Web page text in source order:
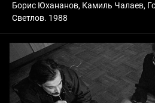
Борис Юхананов, Камиль Чалаев,
Светлов. 1988